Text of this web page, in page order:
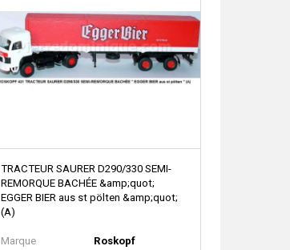
TRACTEUR SAURER D290/330 SEMI-
REMORQUE BACHÉE &amp;quot;
EGGER BIER aus st pölten &amp;quot;
(A)
Marque
Roskopf